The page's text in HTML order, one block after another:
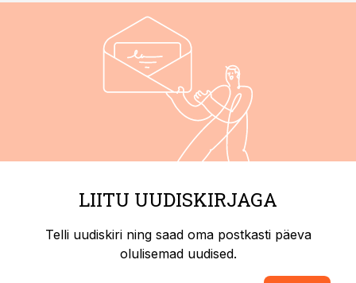
LIITU UUDISKIRJAGA
Telli uudiskiri ning saad oma postkasti päeva
olulisemad uudised.